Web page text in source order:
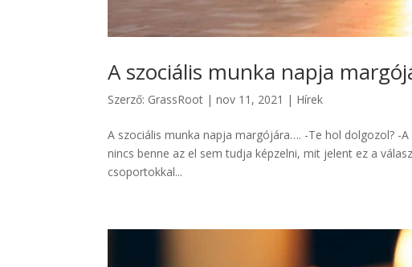
A szociális munka napja
Szerző: GrassRoot |nov 11, 2021 | Hírek
A szociális munka napja margójára…. -Te hol dolgozol? -
nincs benne az el sem tudja képzelni, mit jelent ez a
csoportokkal...